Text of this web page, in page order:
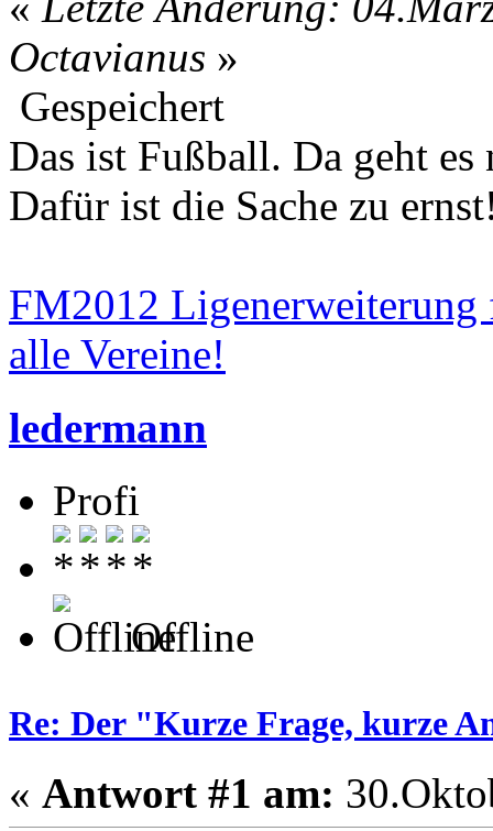
Octavianus »
Gespeichert
Das ist Fußball. Da geht
Dafür ist die Sache zu
FM2012
alle Vereine!
ledermann
Profi
Offline
Re: Der "Kurze Frage, kurze
« Antwort #1 am: